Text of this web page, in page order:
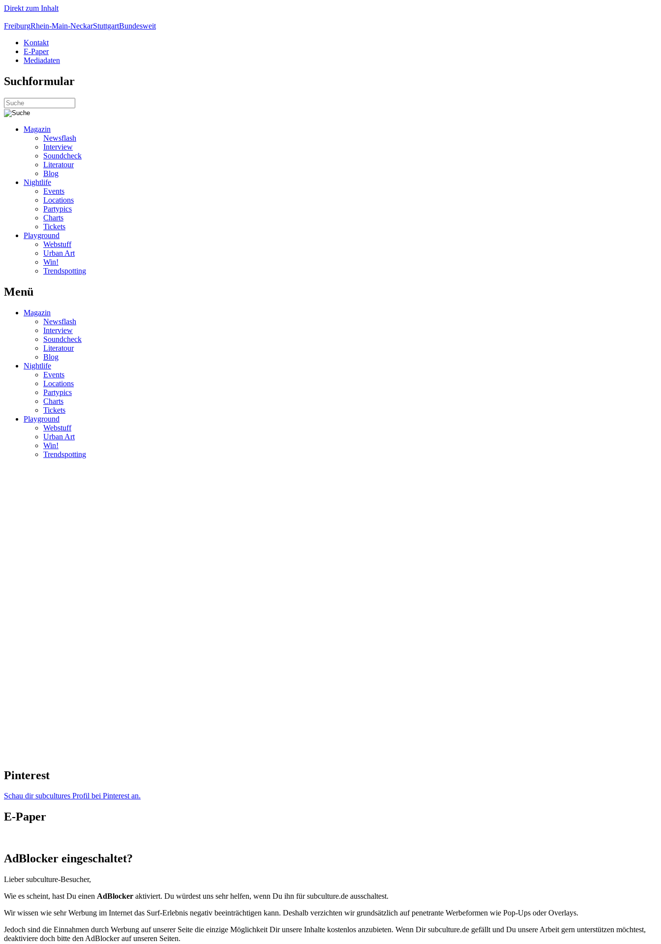
Direkt zum Inhalt
FreiburgRhein-Main-NeckarStuttgartBundesweit
Kontakt
E-Paper
Mediadaten
Suchformular
Magazin
Newsflash
Interview
Soundcheck
Literatour
Blog
Nightlife
Events
Locations
Partypics
Charts
Tickets
Playground
Webstuff
Urban Art
Win!
Trendspotting
Menü
Magazin
Newsflash
Interview
Soundcheck
Literatour
Blog
Nightlife
Events
Locations
Partypics
Charts
Tickets
Playground
Webstuff
Urban Art
Win!
Trendspotting
Pinterest
Schau dir subcultures Profil bei Pinterest an.
E-Paper
AdBlocker eingeschaltet?
Lieber subculture-Besucher,
Wie es scheint, hast Du einen AdBlocker aktiviert. Du würdest uns sehr helfen, wenn Du ihn für subculture.de ausschaltest.
Wir wissen wie sehr Werbung im Internet das Surf-Erlebnis negativ beeinträchtigen kann. Deshalb verzichten wir grundsätzlich auf penetrante Werbeformen wie Pop-Ups oder Overlays.
Jedoch sind die Einnahmen durch Werbung auf unserer Seite die einzige Möglichkeit Dir unsere Inhalte kostenlos anzubieten. Wenn Dir subculture.de gefällt und Du unsere Arbeit gern unterstützen möchtest,
deaktiviere doch bitte den AdBlocker auf unseren Seiten.